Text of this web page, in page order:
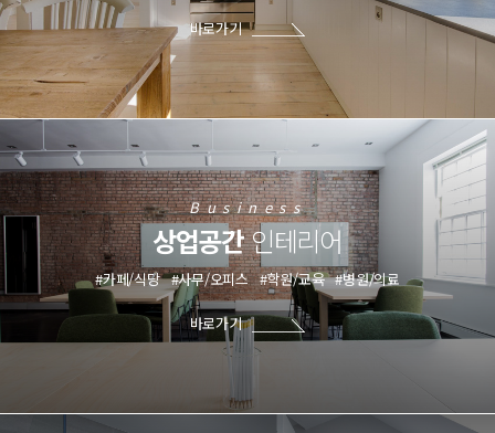
바로가기
Business
상업공간인테리어
#카페/식당 #사무/오피스 #학원/교육 #병원/의료
바로가기